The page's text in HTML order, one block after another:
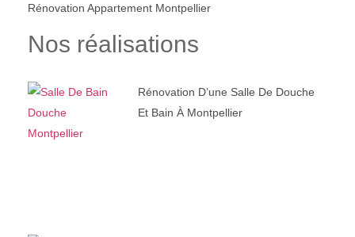
Rénovation Appartement Montpellier
Nos réalisations
Rénovation D’une Salle De Douche
Et Bain À Montpellier